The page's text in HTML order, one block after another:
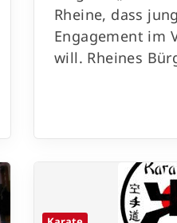
Rheine, dass
Engagement im
will. Rheines